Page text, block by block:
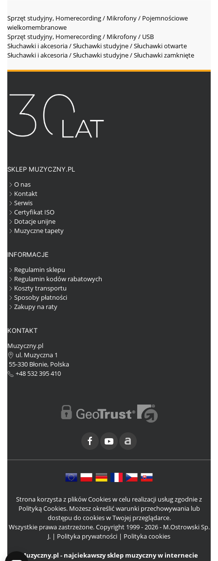
Sprzęt studyjny, Homerecording / Mikrofony / Pojemnościowe
wielkomembranowe
Sprzęt studyjny, Homerecording / Mikrofony / USB
Słuchawki i akcesoria / Słuchawki studyjne / Słuchawki otwarte
Słuchawki i akcesoria / Słuchawki studyjne / Słuchawki zamknięte
SKLEP MUZYCZNY.PL
O nas
Kontakt
Serwis
Certyfikat ISO
Dotacje unijne
Muzyczne tapety
INFORMACJE
Regulamin sklepu
Regulamin kodów rabatowych
Koszty transportu
Sposoby płatności
Zakupy na raty
KONTAKT
Muzyczny.pl
ul. Muzyczna 1
55-330 Błonie, Polska
+48 532 395 410
Strona korzysta z plików Cookies w celu realizacji usług zgodnie z
Polityką Cookies. Możesz określić warunki przechowywania lub
dostępu do cookies w Twojej przeglądarce.
Wszystkie prawa zastrzeżone. Copyright 1999 - 2026 - M.Ostrowski Sp.
J. | Polityka prywatności | Polityka cookies
Muzyczny.pl - najciekawszy sklep muzyczny w internecie